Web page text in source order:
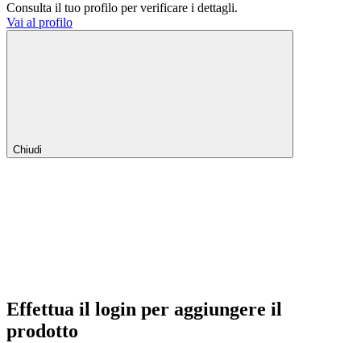
Consulta il tuo profilo per verificare i dettagli.
Vai al profilo
Chiudi
Effettua il login per aggiungere il
prodotto